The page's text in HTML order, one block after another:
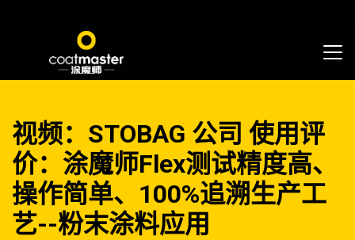
视频：STOBAG 公司 使用评
价：涂魔师Flex测试精度高、
操作简单、100%追溯生产工
艺--粉末涂料应用